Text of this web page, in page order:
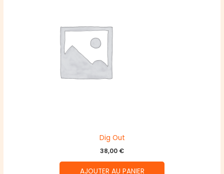
Dig Out
38,00 €
AJOUTER AU PANIER